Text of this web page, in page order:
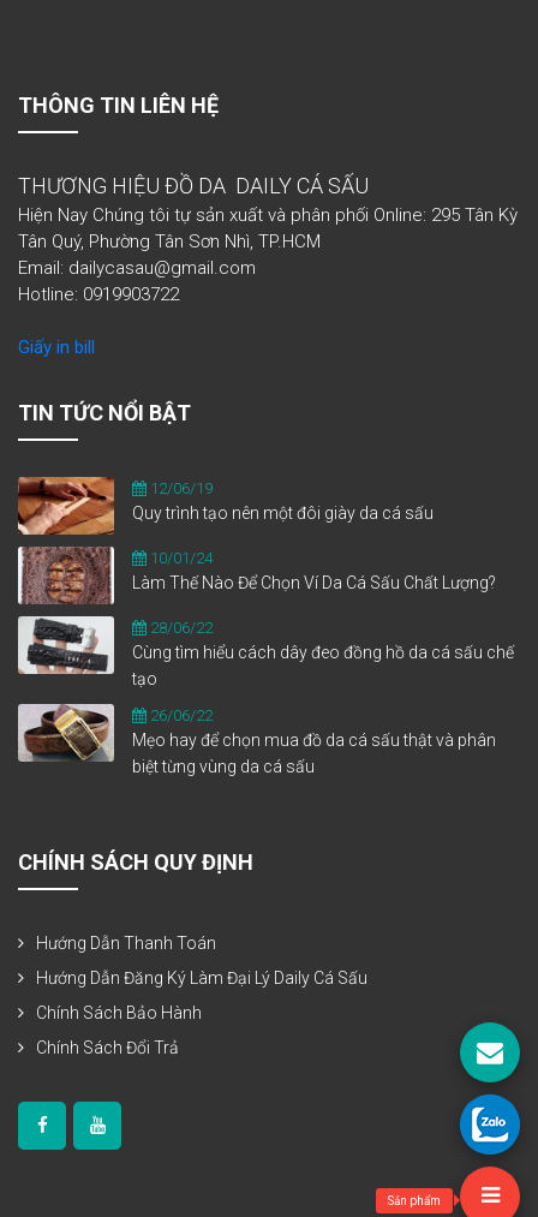
THÔNG TIN LIÊN HỆ
THƯƠNG HIỆU ĐỒ DA DAILY CÁ SẤU
Hiện Nay Chúng tôi tự sản xuất và phân phối Online: 295 Tân Kỳ
Tân Quý, Phường Tân Sơn Nhì, TP.HCM
Email: dailycasau@gmail.com
Hotline: 0919903722
Giấy in bill
TIN TỨC NỔI BẬT
12/06/19
Quy trình tạo nên một đôi giày da cá sấu
10/01/24
Làm Thế Nào Để Chọn Ví Da Cá Sấu Chất Lượng?
28/06/22
Cùng tìm hiểu cách dây đeo đồng hồ da cá sấu chế
tạo
26/06/22
Mẹo hay để chọn mua đồ da cá sấu thật và phân
biệt từng vùng da cá sấu
CHÍNH SÁCH QUY ĐỊNH
Hướng Dẫn Thanh Toán
Hướng Dẫn Đăng Ký Làm Đại Lý Daily Cá Sấu
Chính Sách Bảo Hành
Chính Sách Đổi Trả
Sản phẩm